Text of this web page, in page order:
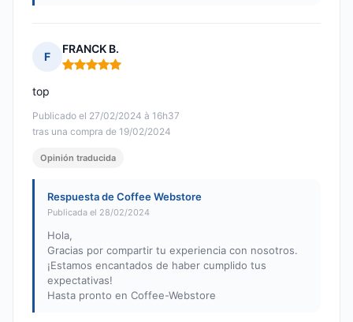
F
FRANCK B.
Nota: 5 de 5
Publicado el 27/02/2024 à 16h37
tras una compra de 19/02/2024
top
Opinión traducida
Respuesta de Coffee Webstore
Publicada el 28/02/2024
Hola,
Gracias por compartir tu experiencia con nosotros.
¡Estamos encantados de haber cumplido tus
expectativas!
Hasta pronto en Coffee-Webstore